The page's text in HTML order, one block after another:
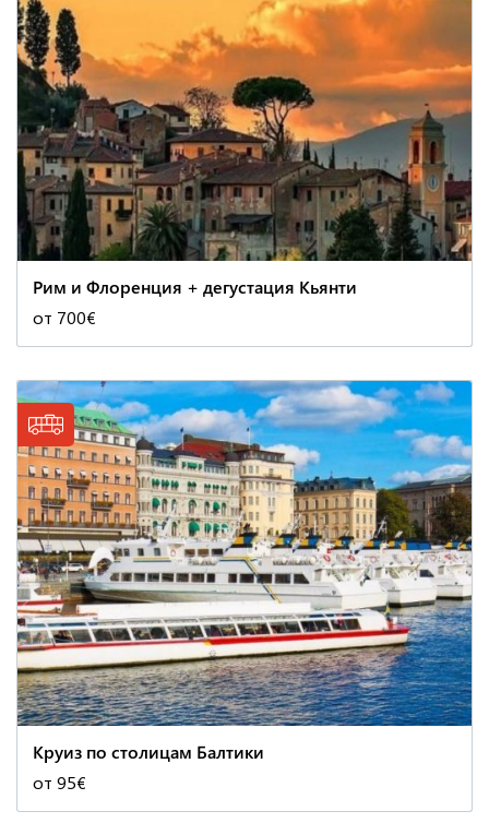
Рим и Флоренция + дегустация Кьянти
от 700€
Круиз по столицам Балтики
от 95€